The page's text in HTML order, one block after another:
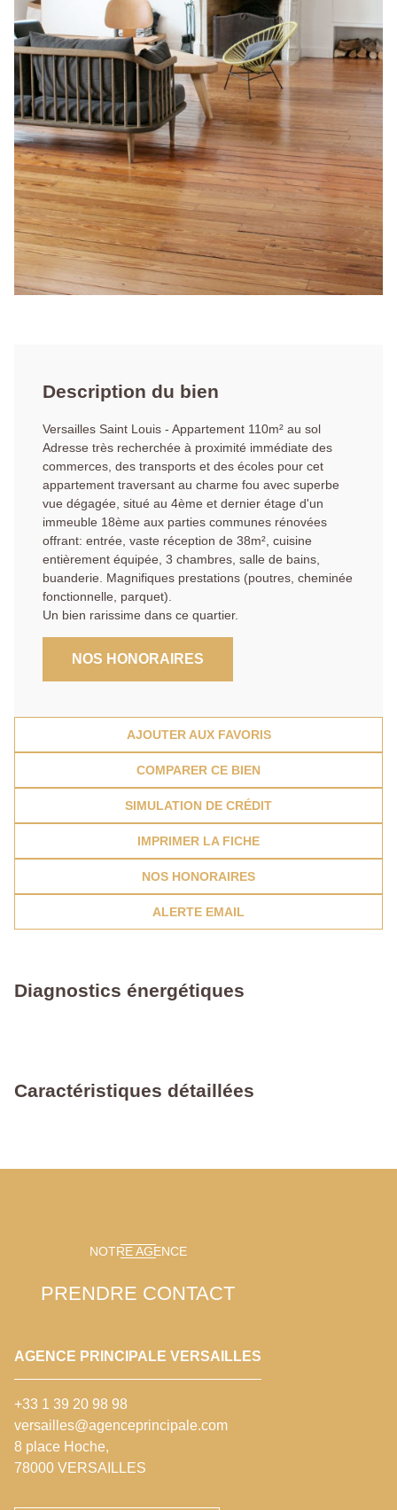
Description du bien
Versailles Saint Louis - Appartement 110m² au sol
Adresse très recherchée à proximité immédiate des
commerces, des transports et des écoles pour cet
appartement traversant au charme fou avec superbe
vue dégagée, situé au 4ème et dernier étage d'un
immeuble 18ème aux parties communes rénovées
offrant: entrée, vaste réception de 38m², cuisine
entièrement équipée, 3 chambres, salle de bains,
buanderie. Magnifiques prestations (poutres, cheminée
fonctionnelle, parquet).
Un bien rarissime dans ce quartier.
NOS HONORAIRES
AJOUTER AUX FAVORIS
COMPARER CE BIEN
SIMULATION DE CRÉDIT
IMPRIMER LA FICHE
NOS HONORAIRES
ALERTE EMAIL
Diagnostics énergétiques
Caractéristiques détaillées
NOTRE AGENCE
PRENDRE CONTACT
AGENCE PRINCIPALE VERSAILLES
+33 1 39 20 98 98
versailles@agenceprincipale.com
8 place Hoche,
78000 VERSAILLES